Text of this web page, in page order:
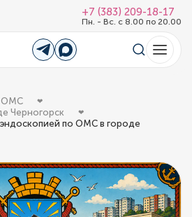
+7 (383) 209-18-17
Пн. - Вс. с 8.00 по 20.00
ОМС
Черногорск
по ОМС в городе